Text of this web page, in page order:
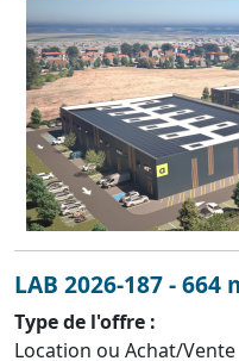
LAB 2026-187 - 664
Type de l'offre :
Location ou Achat/Vente